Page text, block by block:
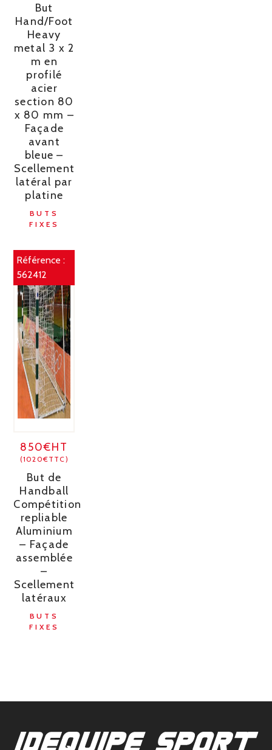
But
Hand/Foot
Heavy
metal 3 x 2
m en
profilé
acier
section 80
x 80 mm –
Façade
avant
bleue –
Scellement
latéral par
platine
BUTS
FIXES
Référence :
562412
850€HT
(1020€TTC)
But de
Handball
Compétition
repliable
Aluminium
– Façade
assemblée
–
Scellement
latéraux
BUTS
FIXES